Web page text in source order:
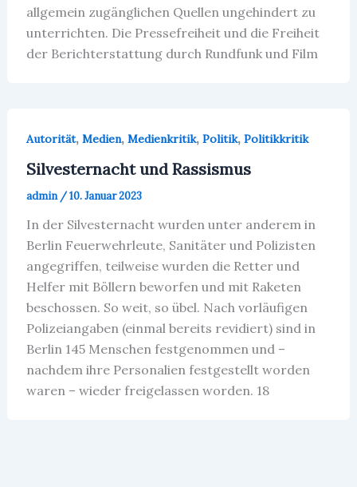
allgemein zugänglichen Quellen ungehindert zu
unterrichten. Die Pressefreiheit und die Freiheit
der Berichterstattung durch Rundfunk und Film
Autorität, Medien, Medienkritik, Politik, Politikkritik
Silvesternacht und Rassismus
admin /10. Januar 2023
In der Silvesternacht wurden unter anderem in
Berlin Feuerwehrleute, Sanitäter und Polizisten
angegriffen, teilweise wurden die Retter und
Helfer mit Böllern beworfen und mit Raketen
beschossen. So weit, so übel. Nach vorläufigen
Polizeiangaben (einmal bereits revidiert) sind in
Berlin 145 Menschen festgenommen und –
nachdem ihre Personalien festgestellt worden
waren – wieder freigelassen worden. 18